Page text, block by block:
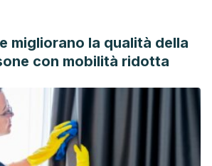
G., Gerß, J., & Voss, W. (2019). A
improves skin hydration, elasticity,
Results of a randomized, placebo-
Nutrients ,
F., & Wang, X. (2016). Ingestion of
hydrolysates enhance facial skin
and reduce facial ageing signs in a
migliorano la qualità della
con mobilità ridotta